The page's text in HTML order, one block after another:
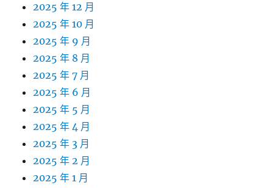
2025 年 12 月
2025 年 10 月
2025 年 9 月
2025 年 8 月
2025 年 7 月
2025 年 6 月
2025 年 5 月
2025 年 4 月
2025 年 3 月
2025 年 2 月
2025 年 1 月